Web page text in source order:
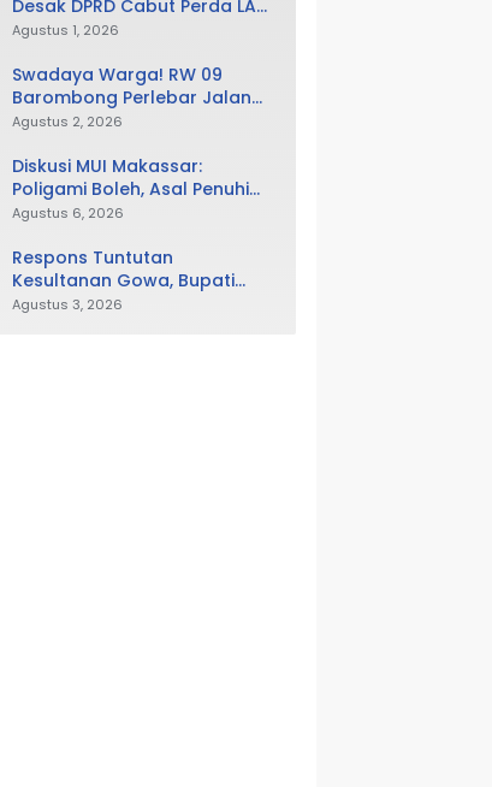
Desak DPRD Cabut Perda LAD,
Istana Balla Lompoa Diminta
Agustus 1, 2026
Swadaya Warga! RW 09
Barombong Perlebar Jalan
Lingkungan, Minta Pemkot Tak
Agustus 2, 2026
Diskusi MUI Makassar:
Poligami Boleh, Asal Penuhi
Syarat Hukum Negara
Agustus 6, 2026
Respons Tuntutan
Kesultanan Gowa, Bupati
Husniah Buka Peluang
Agustus 3, 2026